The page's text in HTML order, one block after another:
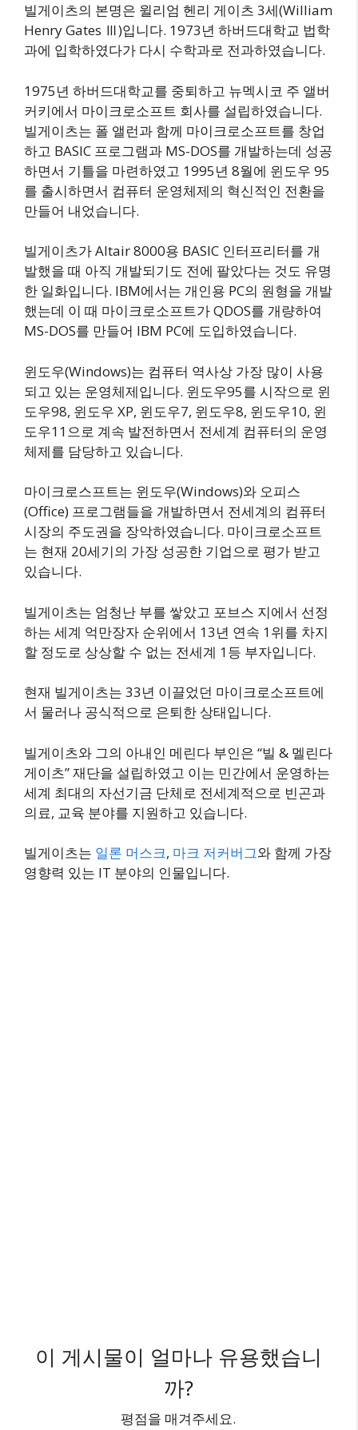
빌게이츠의 본명은 윌리엄 헨리 게이츠 3세(William
Henry Gates Ⅲ)입니다. 1973년 하버드대학교 법학
과에 입학하였다가 다시 수학과로 전과하였습니다.
1975년 하버드대학교를 중퇴하고 뉴멕시코 주 앨버
커키에서 마이크로소프트 회사를 설립하였습니다.
빌게이츠는 폴 앨런과 함께 마이크로소프트를 창업
하고 BASIC 프로그램과 MS-DOS를 개발하는데 성공
하면서 기틀을 마련하였고 1995년 8월에 윈도우 95
를 출시하면서 컴퓨터 운영체제의 혁신적인 전환을
만들어 내었습니다.
빌게이츠가 Altair 8000용 BASIC 인터프리터를 개
발했을 때 아직 개발되기도 전에 팔았다는 것도 유명
한 일화입니다. IBM에서는 개인용 PC의 원형을 개발
했는데 이 때 마이크로소프트가 QDOS를 개량하여
MS-DOS를 만들어 IBM PC에 도입하였습니다.
윈도우(Windows)는 컴퓨터 역사상 가장 많이 사용
되고 있는 운영체제입니다. 윈도우95를 시작으로 윈
도우98, 윈도우 XP, 윈도우7, 윈도우8, 윈도우10, 윈
도우11으로 계속 발전하면서 전세계 컴퓨터의 운영
체제를 담당하고 있습니다.
마이크로스프트는 윈도우(Windows)와 오피스
(Office) 프로그램들을 개발하면서 전세계의 컴퓨터
시장의 주도권을 장악하였습니다. 마이크로소프트
는 현재 20세기의 가장 성공한 기업으로 평가 받고
있습니다.
빌게이츠는 엄청난 부를 쌓았고 포브스 지에서 선정
하는 세계 억만장자 순위에서 13년 연속 1위를 차지
할 정도로 상상할 수 없는 전세계 1등 부자입니다.
현재 빌게이츠는 33년 이끌었던 마이크로소프트에
서 물러나 공식적으로 은퇴한 상태입니다.
빌게이츠와 그의 아내인 메린다 부인은 “빌 & 멜린다
게이츠” 재단을 설립하였고 이는 민간에서 운영하는
세계 최대의 자선기금 단체로 전세계적으로 빈곤과
의료, 교육 분야를 지원하고 있습니다.
빌게이츠는 일론 머스크, 마크 저커버그와 함께 가장
영향력 있는 IT 분야의 인물입니다.
이 게시물이 얼마나 유용했습니
까?
평점을 매겨주세요.